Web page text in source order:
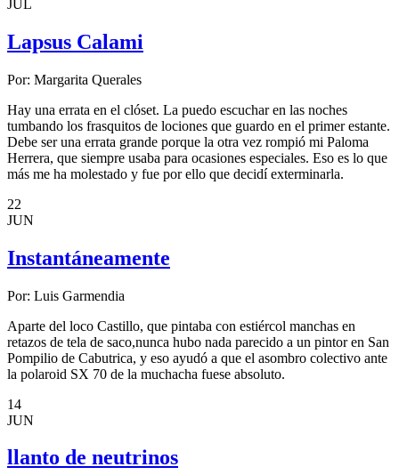
JUL
Lapsus Calami
Por: Margarita Querales
Hay una errata en el clóset. La puedo escuchar en las noches
tumbando los frasquitos de lociones que guardo en el primer estante.
Debe ser una errata grande porque la otra vez rompió mi Paloma
Herrera, que siempre usaba para ocasiones especiales. Eso es lo que
más me ha molestado y fue por ello que decidí exterminarla.
22
JUN
Instantáneamente
Por: Luis Garmendia
Aparte del loco Castillo, que pintaba con estiércol manchas en
retazos de tela de saco,nunca hubo nada parecido a un pintor en San
Pompilio de Cabutrica, y eso ayudó a que el asombro colectivo ante
la polaroid SX 70 de la muchacha fuese absoluto.
14
JUN
llanto de neutrinos